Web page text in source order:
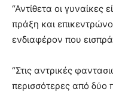
“Αντίθετα οι γυναίκες
πράξη και
ενδιαφέρον που
“Στις αντρικές
περισσότερες από δύο